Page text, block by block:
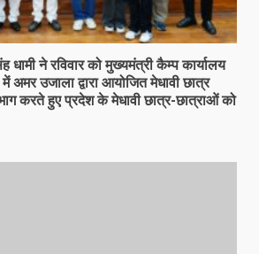
धामी ने रविवार को मुख्यमंत्री कैम्प कार्यालय
उजाला द्वारा आयोजित मेधावी छात्र
करते हुए प्रदेश के मेधावी छात्र-छात्राओं को